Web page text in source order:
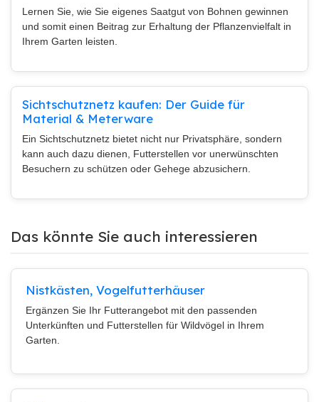
Lernen Sie, wie Sie eigenes Saatgut von Bohnen gewinnen
und somit einen Beitrag zur Erhaltung der Pflanzenvielfalt in
Ihrem Garten leisten.
Sichtschutznetz kaufen: Der Guide für
Material & Meterware
Ein Sichtschutznetz bietet nicht nur Privatsphäre, sondern
kann auch dazu dienen, Futterstellen vor unerwünschten
Besuchern zu schützen oder Gehege abzusichern.
Das könnte Sie auch interessieren
Nistkästen, Vogelfutterhäuser
Ergänzen Sie Ihr Futterangebot mit den passenden
Unterkünften und Futterstellen für Wildvögel in Ihrem
Garten.